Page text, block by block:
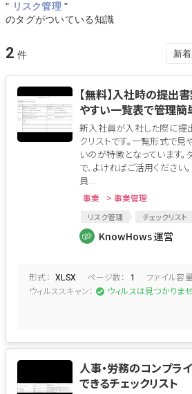
" リスク管理"
のタグがついている知識
2
【無料】入社時の提出
やすい一覧表で管理簡
新入社員が入社した際に提
クリストです。一覧形式で見
いのが特徴となっています
で、よければご活用くださ
員...
事業 > 事業管理
リスク管理 チェックリスト
入社時
受領書類
KnowHows 運営
形式： XLSX ページ数： 1 ファイル容量
ウィルススキャン： ウィルスは見つかりま
人事・労務のコンプラ
できるチェックリスト